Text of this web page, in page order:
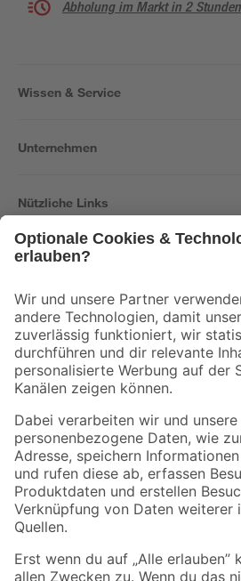
Abholung im Markt in 2 Stunden
Wissen & Service
Unternehmen
Nützliche Links
Der toom Newsletter: Keine Angebote und
Zur Newsletter Anmeldung
Folge uns
Zahlungsarten
Sicher einkaufen